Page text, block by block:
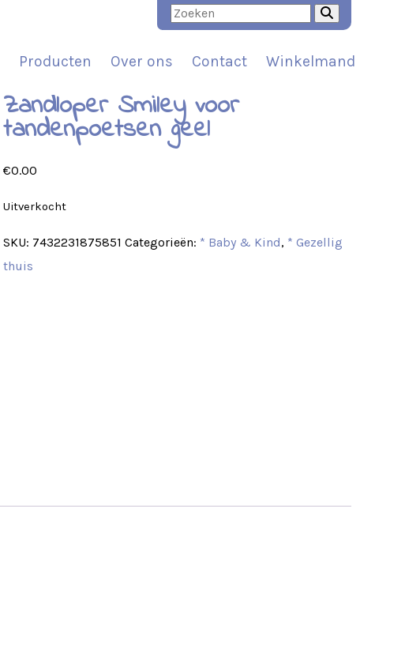
Producten Over ons Contact Winkelmand
Zandloper Smiley voor
tandenpoetsen geel
€0.00
Uitverkocht
SKU: 7432231875851 Categorieën: * Baby & Kind, * Gezellig
thuis